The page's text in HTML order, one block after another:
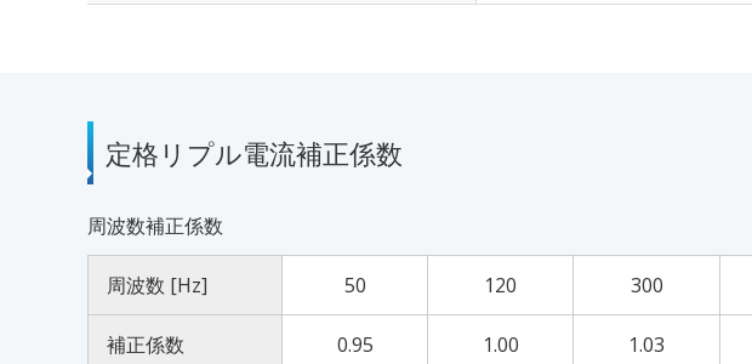
定格リプル電流補正係数
周波数補正係数
周波数 [Hz] 50 120 300
補正係数 0.95 1.00 1.03